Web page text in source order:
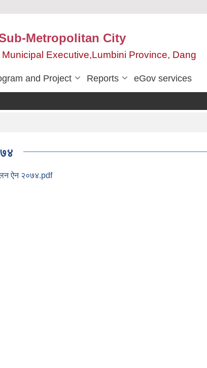
Metropolitan City
Municipal Executive,Lumbini Province, Dang
and Project Reports eGov services
ऐन २०७४.pdf